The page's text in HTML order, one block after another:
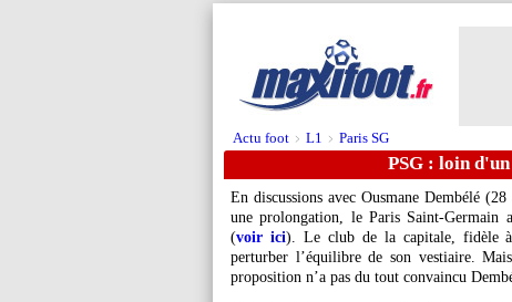
Actu foot > L1 > Paris SG
PSG : loin
En discussions avec Ousmane Dembélé(28
une prolongation, le Paris Saint-Germain
(voir ici). Le club de la capitale, fidèle à
perturber l’équilibre de son vestiaire.
proposition n’a pas du tout convaincu